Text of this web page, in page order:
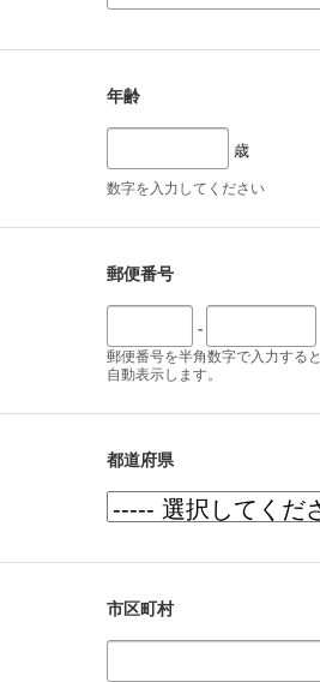
年齢
歳
数字を入力してください
郵便番号
-
郵便番号を半角数字で入力する
自動表示します。
都道府県
市区町村